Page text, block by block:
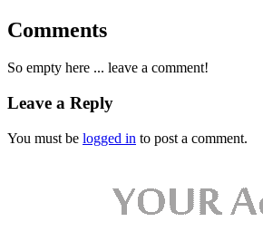
Comments
So empty here ... leave a comment!
Leave a Reply
You must be logged in to post a comment.